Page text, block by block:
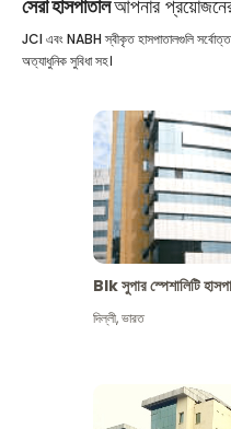
সেরা হাসপাতালআপনার
JCI এবং NABH স্বীকৃত হাসপাতালগুলি সর্বোত্তম
অত্যাধুনিক সুবিধা সহ।
Blk সুপার স্পেশালিটি
দিল্লী,ভারত